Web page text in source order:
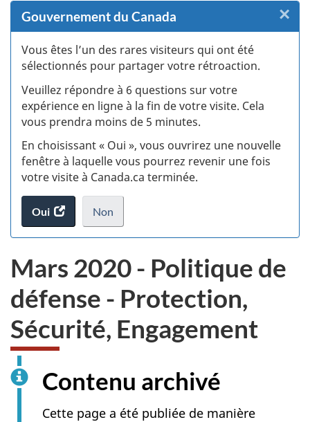
Gouvernement du Canada
Vous êtes l’un des rares visiteurs qui ont été
sélectionnés pour partager votre rétroaction.
Veuillez répondre à 6 questions sur votre
expérience en ligne à la fin de votre visite. Cela
vous prendra moins de 5 minutes.
En choisissant « Oui », vous ouvrirez une nouvelle
fenêtre à laquelle vous pourrez revenir une fois
votre visite à Canada.ca terminée.
Oui
accéder
au
Non
je
veux
pas
participer
sondage
du
.
×
Mars 2020 - Politique de
défense - Protection,
Sécurité, Engagement
Contenu archivé
Cette page a été publiée de manière